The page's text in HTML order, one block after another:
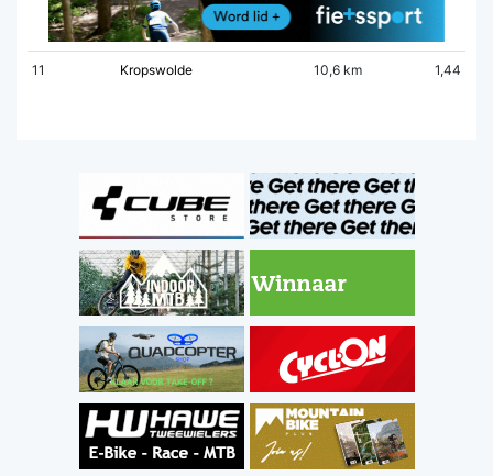
11 Kropswolde 10,6 km 1,44